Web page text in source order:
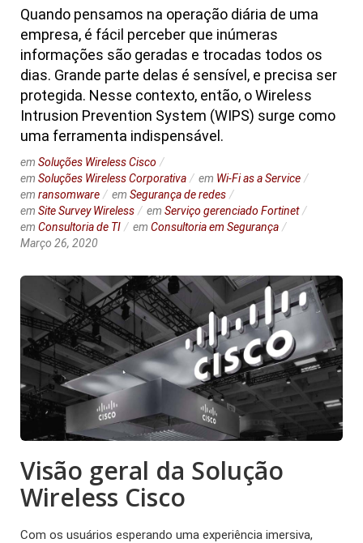
Quando pensamos na operação diária de uma
empresa, é fácil perceber que inúmeras
informações são geradas e trocadas todos os
dias. Grande parte delas é sensível, e precisa ser
protegida. Nesse contexto, então, o Wireless
Intrusion Prevention System (WIPS) surge como
uma ferramenta indispensável.
em Soluções Wireless Cisco
em Soluções Wireless Corporativa em Wi-Fi as a Service
em ransomware em Segurança de redes
em Site Survey Wireless em Serviço gerenciado Fortinet
em Consultoria de TI em Consultoria em Segurança
Março 26, 2020
Visão geral da Solução
Wireless Cisco
Com os usuários esperando uma experiência imersiva,